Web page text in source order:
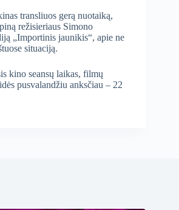
transliuos gerą nuotaiką,
režisieriaus Simono
„Importinis jaunikis“, apie ne
situaciją.
kino seansų laikas, filmų
pusvalandžiu anksčiau – 22